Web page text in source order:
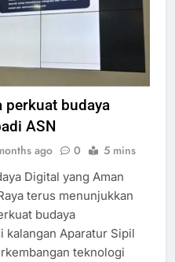
perkuat budaya
ASN
ago 0 5 mins
Digital yang Aman
terus menunjukkan
budaya
kalangan Aparatur Sipil
teknologi